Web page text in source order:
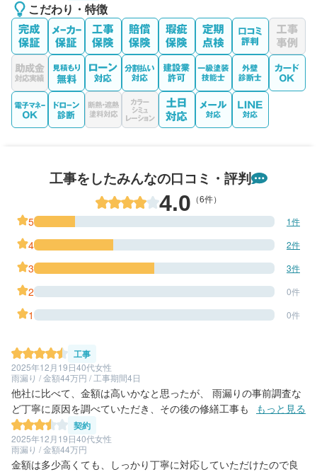
こだわり・特徴
工事をしたみんなの口コミ・評判
4.0 （6件）
5 1件
4 2件
3 3件
2 0件
1 0件
工事
2025年12月19日40代女性
雨漏り / 金額44万円 / 工事期間4日
他社に比べて、金額は高いかなと思ったが、 雨漏りの事前調査な
ど丁寧に原因を調べていただき、その後の修繕工事もしっかり丁
寧に対応していただけたので良かった。 施工から3年くらい経っ
ているが全然問題ない。
もっと見る
契約
2025年12月19日40代女性
雨漏り / 金額44万円
金額は多少高くても、しっかり丁寧に対応していただけたので良